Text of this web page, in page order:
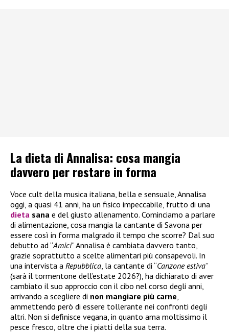
La dieta di Annalisa: cosa mangia
davvero per restare in forma
Voce cult della musica italiana, bella e sensuale, Annalisa
oggi, a quasi 41 anni, ha un fisico impeccabile, frutto di una
dieta sana e del giusto allenamento. Cominciamo a parlare
di alimentazione, cosa mangia la cantante di Savona per
essere così in forma malgrado il tempo che scorre? Dal suo
debutto ad “Amici” Annalisa è cambiata davvero tanto,
grazie soprattutto a scelte alimentari più consapevoli. In
una intervista a Repubblica, la cantante di “Canzone estiva”
(sarà il tormentone dell’estate 2026?), ha dichiarato di aver
cambiato il suo approccio con il cibo nel corso degli anni,
arrivando a scegliere di non mangiare più carne,
ammettendo però di essere tollerante nei confronti degli
altri. Non si definisce vegana, in quanto ama moltissimo il
pesce fresco, oltre che i piatti della sua terra.